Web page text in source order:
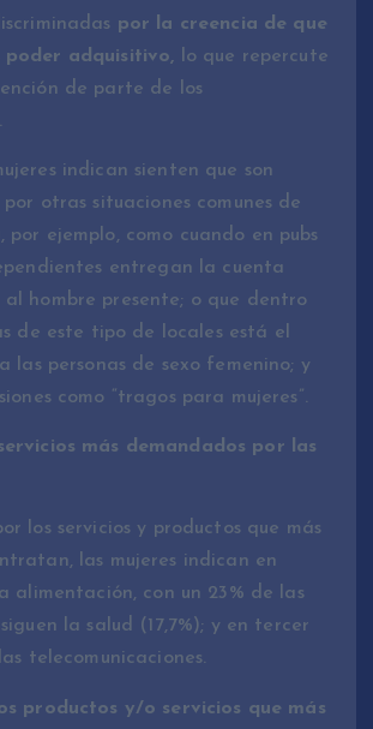
por la creencia de que
poder adquisitivo, lo que repercute
de parte de los
indican sienten que son
otras situaciones comunes de
por ejemplo, como cuando en pubs
entregan la cuenta
hombre presente; o que dentro
de este tipo de locales está el
las personas de sexo femenino; y
como “tragos para mujeres”.
más demandados por las
los servicios y productos que más
las mujeres indican en
alimentación, con un 23% de las
la salud (17,7%); y en tercer
telecomunicaciones.
productos y/o servicios que más